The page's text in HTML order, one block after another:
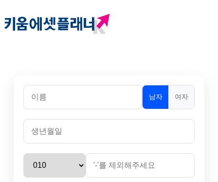
남자 여자